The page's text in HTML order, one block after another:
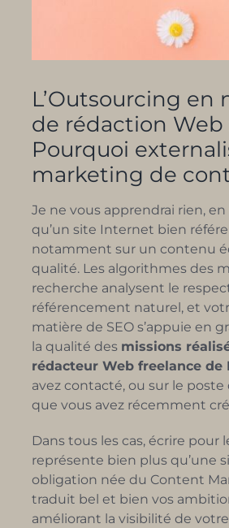
L’Outsourcing en
de rédaction Web
Pourquoi
marketing de
Je ne vous apprendrai rien,
qu’un site Internet bien
notamment sur un contenu
qualité. Les algorithmes des
recherche analysent le
référencement naturel, et
matière de SEO s’appuie en
la qualité des missions
rédacteur Web freelance de
avez contacté, ou sur le poste
que vous avez récemment
Dans tous les cas, écrire pour
représente bien plus qu’une
obligation née du Content
traduit bel et bien vos
améliorant la visibilité de